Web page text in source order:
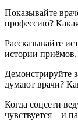
Показывайте
профессию?
Рассказывайте
истории
Демонстрируйте
думают врачи?
Когда соцсети
чувствуется – и